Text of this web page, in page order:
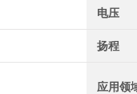
电压
扬程
应用领